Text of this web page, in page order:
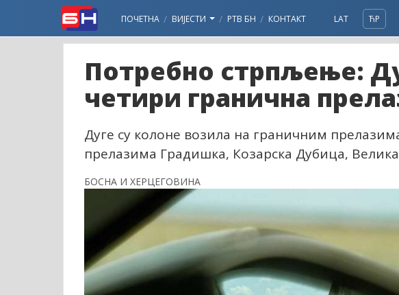
ПОЧЕТНА ВИЈЕСТИ РТВ БН КОНТАКТ LAT ЋР
Потребно стрпљење:
четири гранична
Дуге су колоне возила на граничним
прелазима Градишка, Козарска Дубица,
БОСНА И ХЕРЦЕГОВИНА